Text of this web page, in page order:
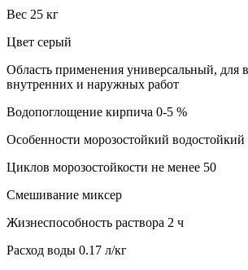
Вес 25 кг
Цвет серый
Область применения универсальный, для
внутренних и наружных работ
Водопоглощение кирпича 0-5 %
Особенности морозостойкий водостойкий
Циклов морозостойкости не менее 50
Смешивание миксер
Жизнеспособность раствора 2 ч
Расход воды 0.17 л/кг